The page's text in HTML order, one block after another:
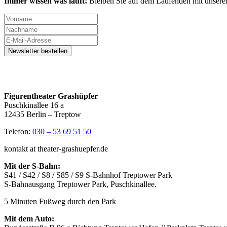
Figurentheater Grashüpfer
Puschkinallee 16 a
12435 Berlin – Treptow
Telefon: 030 – 53 69 51 50
kontakt at theater-grashuepfer.de
Mit der S-Bahn:
S41 / S42 / S8 / S85 / S9 S-Bahnhof Treptower Park
S-Bahnausgang Treptower Park, Puschkinallee.
5 Minuten Fußweg durch den Park
Mit dem Auto: